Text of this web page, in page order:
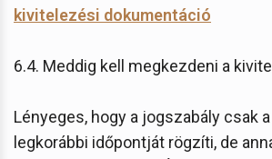
kivitelezési dokumentáció
6.4. Meddig kell megkezdeni a
Lényeges, hogy a jogszabály csak
legkorábbi időpontját rögzíti, de